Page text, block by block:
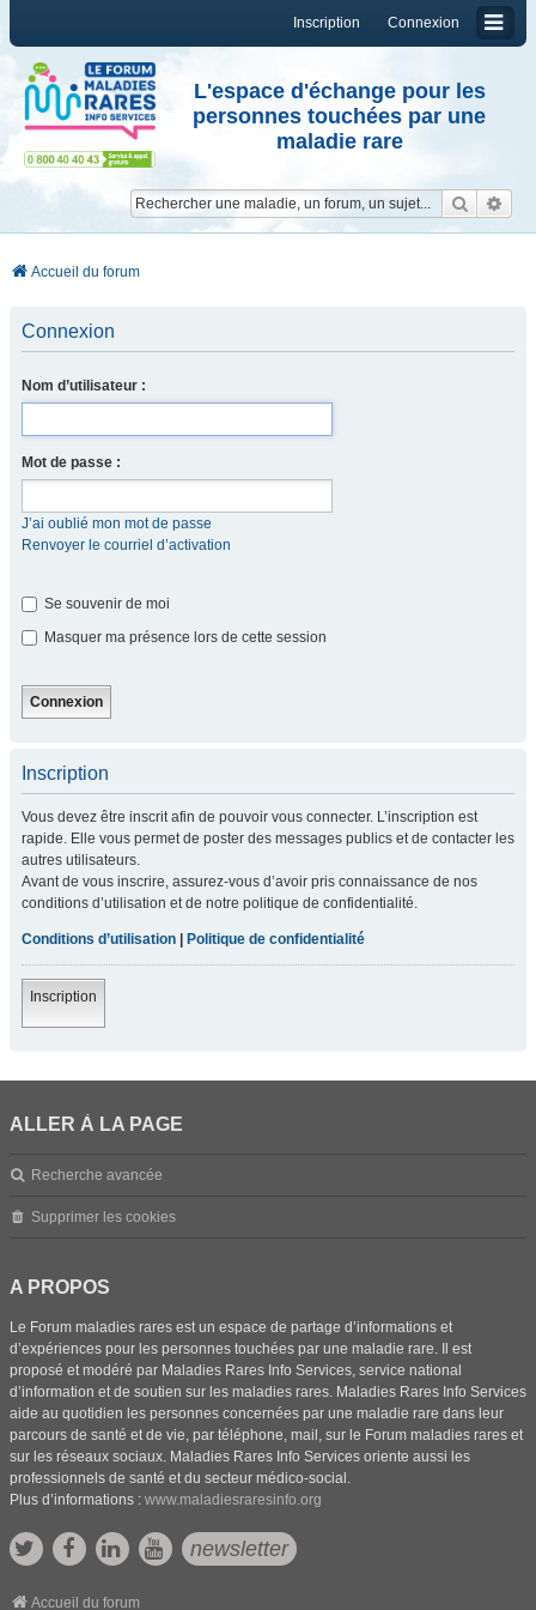
Connexion
Inscription
L'espace d'échange pour les
personnes touchées par une
maladie rare
Accueil du forum
Connexion
Nom d’utilisateur :
Mot de passe :
J’ai oublié mon mot de passe
Renvoyer le courriel d’activation
Se souvenir de moi
Masquer ma présence lors de cette session
Inscription
Vous devez être inscrit afin de pouvoir vous connecter. L’inscription est
rapide. Elle vous permet de poster des messages publics et de contacter les
autres utilisateurs.
Avant de vous inscrire, assurez-vous d’avoir pris connaissance de nos
conditions d’utilisation et de notre politique de confidentialité.
Conditions d’utilisation Politique de confidentialité
Inscription
ALLER À LA PAGE
Recherche avancée
Supprimer les cookies
A PROPOS
Le Forum maladies rares est un espace de partage d’informations et
d’expériences pour les personnes touchées par une maladie rare. Il est
proposé et modéré par Maladies Rares Info Services, service national
d’information et de soutien sur les maladies rares. Maladies Rares Info Services
aide au quotidien les personnes concernées par une maladie rare dans leur
parcours de santé et de vie, par téléphone, mail, sur le Forum maladies rares et
sur les réseaux sociaux. Maladies Rares Info Services oriente aussi les
professionnels de santé et du secteur médico-social.
Plus d’informations : www.maladiesraresinfo.org
newsletter
Accueil du forum